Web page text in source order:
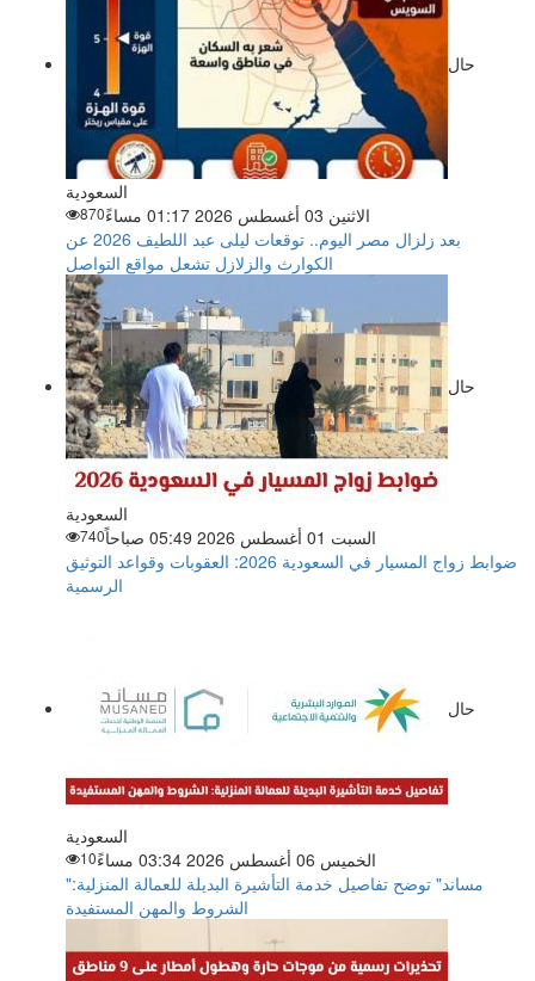
حال
السعودية
الاثنين 03 أغسطس 2026 01:17 مساءً
870
بعد زلزال مصر اليوم.. توقعات ليلى عبد اللطيف 2026 عن
الكوارث والزلازل تشعل مواقع التواصل
حال
السعودية
السبت 01 أغسطس 2026 05:49 صباحاً
740
ضوابط زواج المسيار في السعودية 2026: العقوبات وقواعد التوثيق
الرسمية
حال
السعودية
الخميس 06 أغسطس 2026 03:34 مساءً
10
"مساند" توضح تفاصيل خدمة التأشيرة البديلة للعمالة المنزلية:
الشروط والمهن المستفيدة